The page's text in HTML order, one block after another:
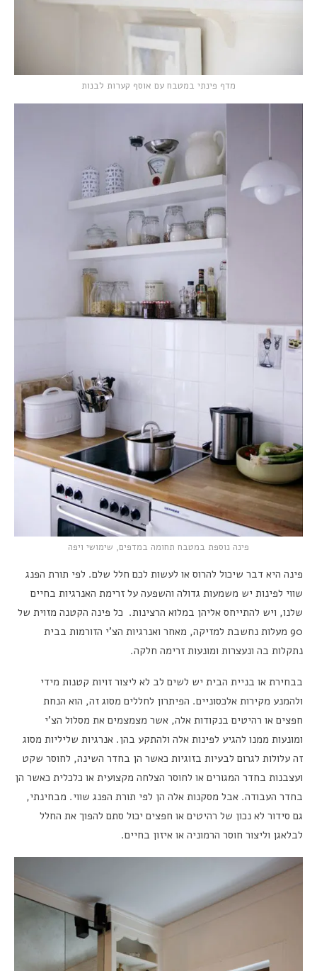
מדף פינתי במטבח עם אוסף קערות לבנות
פינה נוספת במטבח תחומה במדפים, שימושי ויפה
פינה היא דבר שיכול להרוס או לעשות לכם חלל שלם. לפי תורת הפנג
שווי לפינות יש משמעות גדולה והשפעה על זרימת האנרגיות בחיים
שלנו, ויש להתייחס אליהן במלוא הרצינות. כל פינה הקטנה מזוית של
90 מעלות נחשבת למזיקה, מאחר ואנרגיות הצ’י הזורמות בבית
נתקלות בה ונעצרות ומונעות זרימה חלקה.
בבחירת או בניית הבית יש לשים לב לא ליצור זויות קטנות מידי
ולהמנע מקירות אלכסוניים. הפיתרון לחללים מסוג זה, הוא הנחת
חפצים או רהיטים בנקודות אלה, אשר מצמצמים את מסלול הצ’י
ומונעות ממנו להגיע לפינות אלה ולהתקע בהן. אנרגיות שליליות מסוג
זה עלולות לגרום לבעיות בזוגיות כאשר הן בחדר השינה, לחוסר שקט
ועצבנות בחדר המגורים או לחוסר הצלחה מקצועית או כלכלית כאשר הן
בחדר העבודה. אבל מסקנות אלה הן לפי תורת הפנג שווי. מבחינתי,
גם סידור לא נכון של רהיטים או חפצים יכול סתם להפוך את החלל
לבלאגן וליצור חוסר הרמוניה או איזון בחיים.